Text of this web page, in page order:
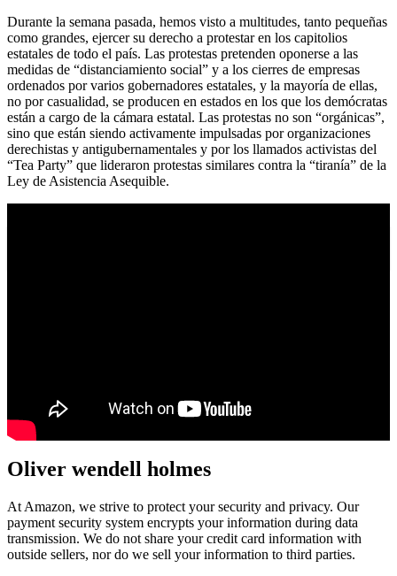
Durante la semana pasada, hemos visto a multitudes, tanto pequeñas
como grandes, ejercer su derecho a protestar en los capitolios
estatales de todo el país. Las protestas pretenden oponerse a las
medidas de “distanciamiento social” y a los cierres de empresas
ordenados por varios gobernadores estatales, y la mayoría de ellas,
no por casualidad, se producen en estados en los que los demócratas
están a cargo de la cámara estatal. Las protestas no son “orgánicas”,
sino que están siendo activamente impulsadas por organizaciones
derechistas y antigubernamentales y por los llamados activistas del
“Tea Party” que lideraron protestas similares contra la “tiranía” de la
Ley de Asistencia Asequible.
Oliver wendell holmes
At Amazon, we strive to protect your security and privacy. Our
payment security system encrypts your information during data
transmission. We do not share your credit card information with
outside sellers, nor do we sell your information to third parties.